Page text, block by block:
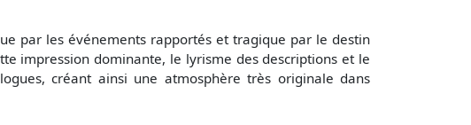
par les événements rapportés et tragique par le destin
impression dominante, le lyrisme des descriptions et le
créant ainsi une atmosphère très originale dans